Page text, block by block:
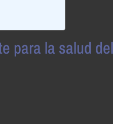
para la salud